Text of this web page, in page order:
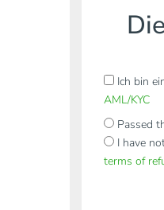
Ich bin
AML/KYC
Passed
I have
terms of